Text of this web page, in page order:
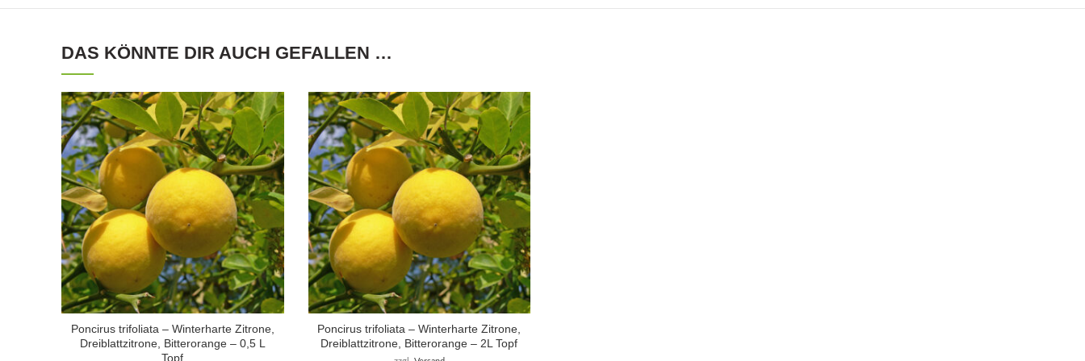
DAS KÖNNTE DIR AUCH GEFALLEN …
Poncirus trifoliata – Winterharte Zitrone,
Dreiblattzitrone, Bitterorange – 0,5 L
Topf
Poncirus trifoliata – Winterharte Zitrone,
Dreiblattzitrone, Bitterorange – 2L Topf